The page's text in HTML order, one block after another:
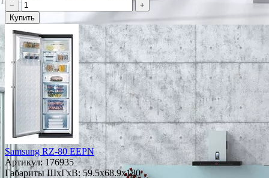
−
+
Купить
Samsung RZ-80 EEPN
Артикул:176935
Габариты ШxГxВ: 59.5x68.9x180